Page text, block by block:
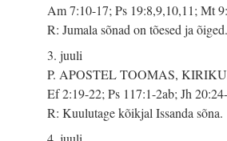
Am 7:10-17; Ps 19:8,9,10,11; Mt
R: Jumala sõnad on tõesed ja õiged.
3. juuli
P. APOSTEL TOOMAS,
Ef 2:19-22; Ps 117:1-2ab; Jh
R: Kuulutage kõikjal Issanda sõna.